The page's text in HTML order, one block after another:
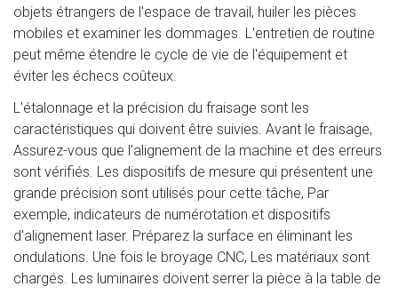
objets étrangers de l'espace de travail, huiler les pièces
mobiles et examiner les dommages. L'entretien de routine
peut même étendre le cycle de vie de l'équipement et
éviter les échecs coûteux.
L'étalonnage et la précision du fraisage sont les
caractéristiques qui doivent être suivies. Avant le fraisage,
Assurez-vous que l'alignement de la machine et des erreurs
sont vérifiés. Les dispositifs de mesure qui présentent une
grande précision sont utilisés pour cette tâche, Par
exemple, indicateurs de numérotation et dispositifs
d'alignement laser. Préparez la surface en éliminant les
ondulations. Une fois le broyage CNC, Les matériaux sont
chargés. Les luminaires doivent serrer la pièce à la table de